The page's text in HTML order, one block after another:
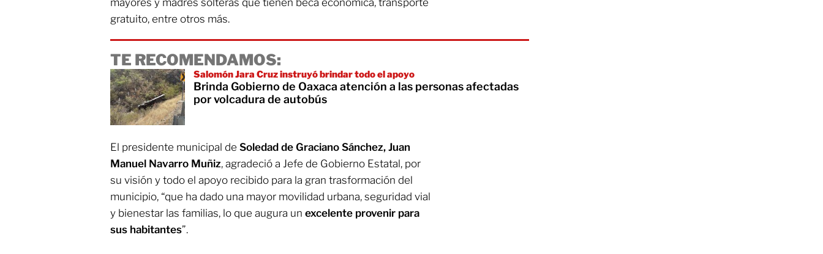
mayores y madres solteras que tienen beca económica, transporte
gratuito, entre otros más.
TE RECOMENDAMOS:
Salomón Jara Cruz instruyó brindar todo el apoyo
Brinda Gobierno de Oaxaca atención a las personas afectadas
por volcadura de autobús
El presidente municipal de Soledad de Graciano Sánchez, Juan
Manuel Navarro Muñiz, agradeció a Jefe de Gobierno Estatal, por
su visión y todo el apoyo recibido para la gran trasformación del
municipio, “que ha dado una mayor movilidad urbana, seguridad vial
y bienestar las familias, lo que augura un excelente provenir para
sus habitantes”.